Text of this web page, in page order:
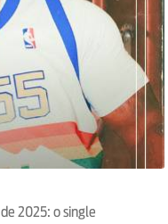
2025: o single